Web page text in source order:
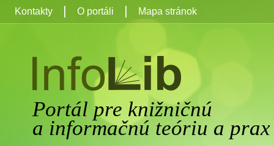
Portál pre knižničnú
a informačnú teóriu a prax
Kontakty O portáli Mapa stránok